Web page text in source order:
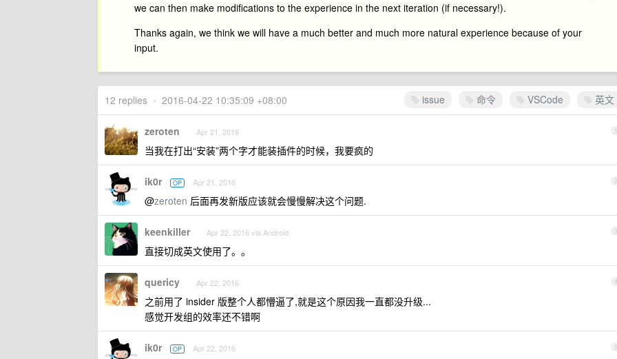
we can then make modifications to the experience in the next iteration (if necessary!).
Thanks again, we think we will have a much better and much more natural experience because of your
input.
issue 命令 VSCode 英文
12 replies • 2016-04-22 10:35:09 +08:00
1
zeroten Apr 21, 2016
当我在打出“安装”两个字才能装插件的时候，我要疯的
2
ik0r OP Apr 21, 2016
@zeroten 后面再发新版应该就会慢慢解决这个问题.
3
keenkiller Apr 22, 2016 via Android
直接切成英文使用了。。
4
quericy Apr 22, 2016
之前用了 insider 版整个人都懵逼了,就是这个原因我一直都没升级...
感觉开发组的效率还不错啊
5
ik0r OP Apr 22, 2016